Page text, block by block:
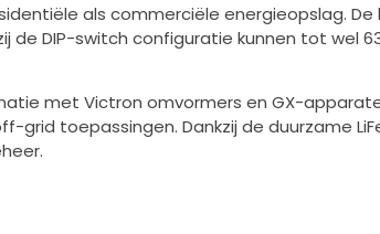
als commerciële energieopslag.
de DIP-switch configuratie kunnen tot wel
met Victron omvormers en GX-
toepassingen. Dankzij de duurzame